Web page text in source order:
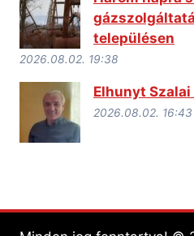
településen
2026.08.02. 19:38
Elhunyt Szalai
2026.08.02. 16:43